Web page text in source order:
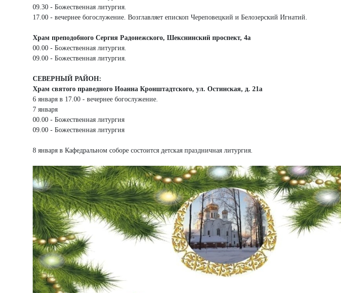
09.30 - Божественная литургия.
17.00 - вечернее богослужение. Возглавляет епископ Череповецкий и Белозерский Игнатий.
Храм преподобного Сергия Радонежского, Шекснинский проспект, 4а
00.00 - Божественная литургия.
09.00 - Божественная литургия.
СЕВЕРНЫЙ РАЙОН:
Храм святого праведного Иоанна Кронштадтского, ул. Остинская, д. 21а
6 января в 17.00 - вечернее богослужение.
7 января
00.00 - Божественная литургия
09.00 - Божественная литургия
8 января в Кафедральном соборе состоится детская праздничная литургия.